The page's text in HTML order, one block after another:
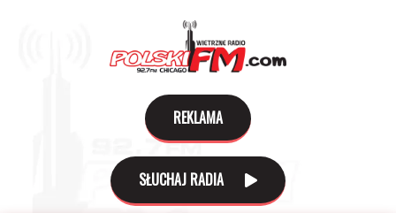
REKLAMA
SŁUCHAJ RADIA